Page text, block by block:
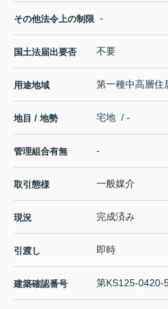
その他法令上の制限 -
国土法届出要否 不要
用途地域 第一種中高層住
地目 / 地勢 宅地 / -
管理組合有無 -
取引態様 一般媒介
現況 完成済み
引渡し 即時
建築確認番号 第KS125-0420-